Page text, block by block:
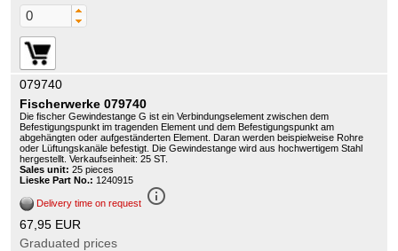
079740
Fischerwerke 079740
Die fischer Gewindestange G ist ein Verbindungselement zwischen dem
Befestigungspunkt im tragenden Element und dem Befestigungspunkt am
abgehängten oder aufgeständerten Element. Daran werden beispielweise Rohre
oder Lüftungskanäle befestigt. Die Gewindestange wird aus hochwertigem Stahl
hergestellt. Verkaufseinheit: 25 ST.
Sales unit: 25 pieces
Lieske Part No.: 1240915
Delivery time on request info_outline
67,95 EUR
Graduated prices